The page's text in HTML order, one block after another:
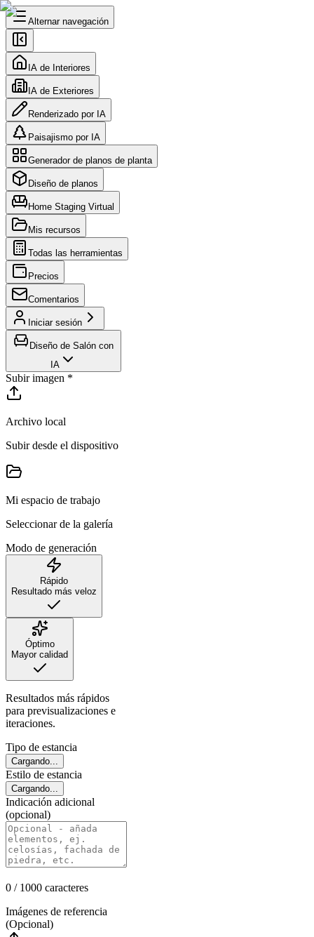
Alternar navegación
IA de Interiores
IA de Exteriores
Renderizado por IA
Paisajismo por IA
Generador de planos de planta
Diseño de planos
Home Staging Virtual
Mis recursos
Todas las herramientas
Precios
Comentarios
Iniciar sesión
Diseño de Salón con
IA
Subir imagen *
Archivo local
Subir desde el dispositivo
Mi espacio de trabajo
Seleccionar de la galería
Modo de generación
Rápido
Resultado más veloz
Óptimo
Mayor calidad
Resultados más rápidos
para previsualizaciones e
iteraciones.
Tipo de estancia
Cargando...
Estilo de estancia
Cargando...
Indicación adicional
(opcional)
0 / 1000 caracteres
Imágenes de referencia
(Opcional)